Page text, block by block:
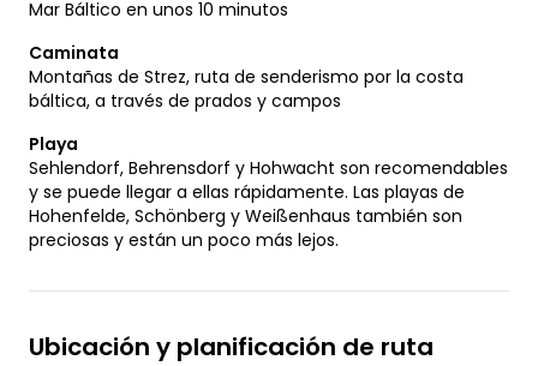
Mar Báltico en unos 10 minutos
Caminata
Montañas de Strez, ruta de senderismo por la costa
báltica, a través de prados y campos
Playa
Sehlendorf, Behrensdorf y Hohwacht son recomendables
y se puede llegar a ellas rápidamente. Las playas de
Hohenfelde, Schönberg y Weißenhaus también son
preciosas y están un poco más lejos.
Ubicación y planificación de ruta